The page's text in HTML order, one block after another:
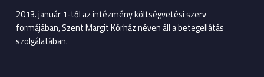
2013. január 1-től az intézmény költségvetési szerv
formájában, Szent Margit Kórház néven áll a betegellátás
szolgálatában.